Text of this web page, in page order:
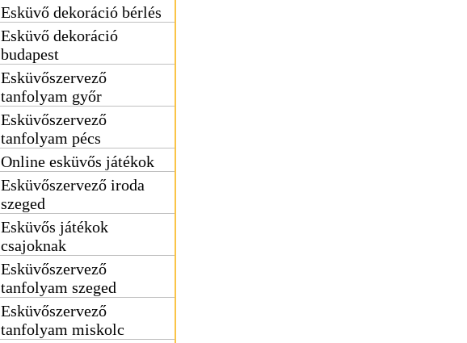
Esküvő dekoráció bérlés
Esküvő dekoráció
budapest
Esküvőszervező
tanfolyam győr
Esküvőszervező
tanfolyam pécs
Online esküvős játékok
Esküvőszervező iroda
szeged
Esküvős játékok
csajoknak
Esküvőszervező
tanfolyam szeged
Esküvőszervező
tanfolyam miskolc